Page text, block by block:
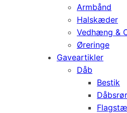
Armbånd
Halskæder
Vedhæng &
Øreringe
Gaveartikler
Dåb
Bestik
Dåbsrør